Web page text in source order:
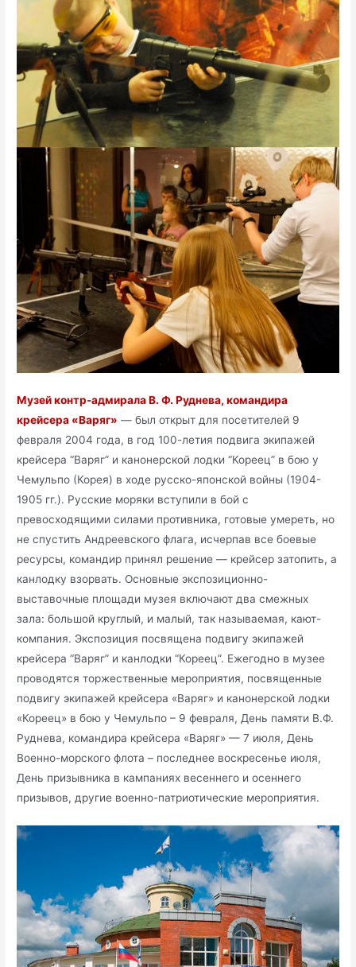
Музей контр-адмирала В. Ф. Руднева, командира
крейсера «Варяг» — был открыт для посетителей 9
февраля 2004 года, в год 100-летия подвига экипажей
крейсера “Варяг” и канонерской лодки “Кореец” в бою у
Чемульпо (Корея) в ходе русско-японской войны (1904-
1905 гг.). Русские моряки вступили в бой с
превосходящими силами противника, готовые умереть, но
не спустить Андреевского флага, исчерпав все боевые
ресурсы, командир принял решение — крейсер затопить, а
канлодку взорвать. Основные экспозиционно-
выставочные площади музея включают два смежных
зала: большой круглый, и малый, так называемая, кают-
компания. Экспозиция посвящена подвигу экипажей
крейсера “Варяг” и канлодки “Кореец”. Ежегодно в музее
проводятся торжественные мероприятия, посвященные
подвигу экипажей крейсера «Варяг» и канонерской лодки
«Кореец» в бою у Чемульпо – 9 февраля, День памяти В.Ф.
Руднева, командира крейсера «Варяг» — 7 июля, День
Военно-морского флота – последнее воскресенье июля,
День призывника в кампаниях весеннего и осеннего
призывов, другие военно-патриотические мероприятия.